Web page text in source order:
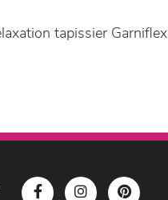
tapissier